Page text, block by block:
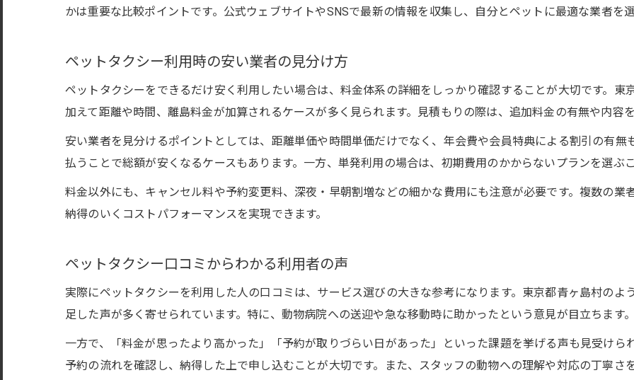
ペットタクシー利用時の当日トラブル対策
かは重要な比較ポイントです。公式ウェブサイトやSNSで最新の情報を収集し、自分とペットに最適な業者を
ペットタクシー利用時の安い業者の見分け方
ペットタクシーをできるだけ安く利用したい場合は、料金体系の詳細をしっかり確認することが大切です。
加えて距離や時間、離島料金が加算されるケースが多く見られます。見積もりの際は、追加料金の有無や内容
安い業者を見分けるポイントとしては、距離単価や時間単価だけでなく、年会費や会員特典による割引の有
払うことで総額が安くなるケースもあります。一方、単発利用の場合は、初期費用のかからないプランを選ぶ
料金以外にも、キャンセル料や予約変更料、深夜・早朝割増などの細かな費用にも注意が必要です。複数の業
納得のいくコストパフォーマンスを実現できます。
ペットタクシー口コミからわかる利用者の声
実際にペットタクシーを利用した人の口コミは、サービス選びの大きな参考になります。東京都青ヶ島村の
足した声が多く寄せられています。特に、動物病院への送迎や急な移動時に助かったという意見が目立ちます
一方で、「料金が思ったより高かった」「予約が取りづらい日があった」といった課題を挙げる声も見受けら
予約の流れを確認し、納得した上で申し込むことが大切です。また、スタッフの動物への理解や対応の丁寧